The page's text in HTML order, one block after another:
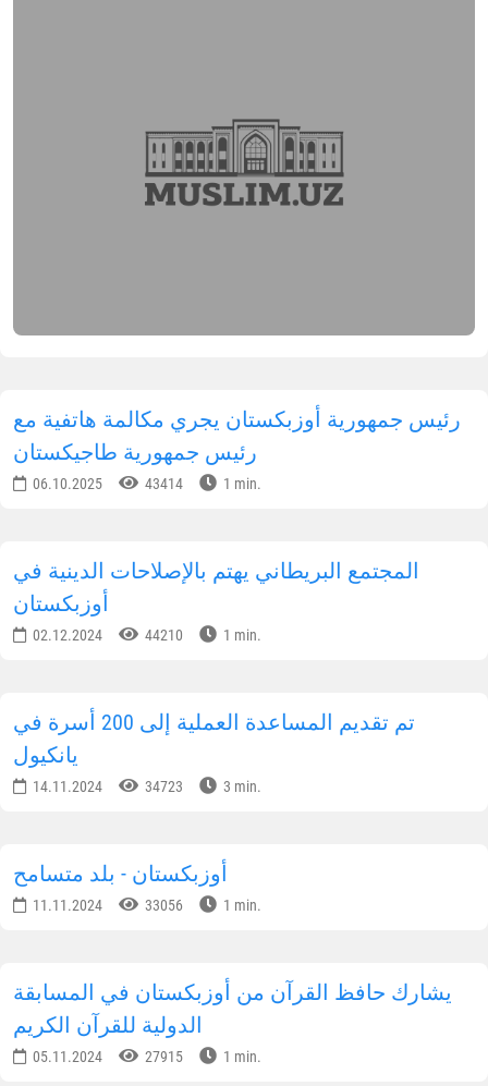
رئيس جمهورية أوزبكستان يجري مكالمة هاتفية مع
رئيس جمهورية طاجيكستان
06.10.2025 43414 1 min.
المجتمع البريطاني يهتم بالإصلاحات الدينية في
أوزبكستان
02.12.2024 44210 1 min.
تم تقديم المساعدة العملية إلى 200 أسرة في
يانكيول
14.11.2024 34723 3 min.
أوزبكستان - بلد متسامح
11.11.2024 33056 1 min.
يشارك حافظ القرآن من أوزبكستان في المسابقة
الدولية للقرآن الكريم
05.11.2024 27915 1 min.